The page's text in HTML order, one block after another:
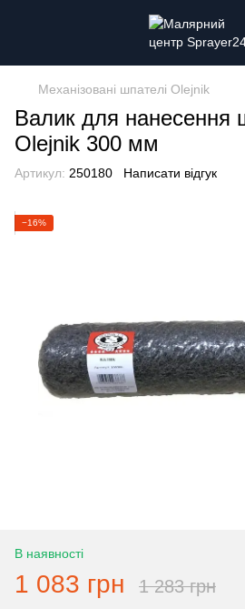
Механізовані шпателі Olejnik
Валик для нанесення
Olejnik 300 мм
Артикул: 250180 Написати відгук
−16%
В наявності
1 083 грн 1 283 грн